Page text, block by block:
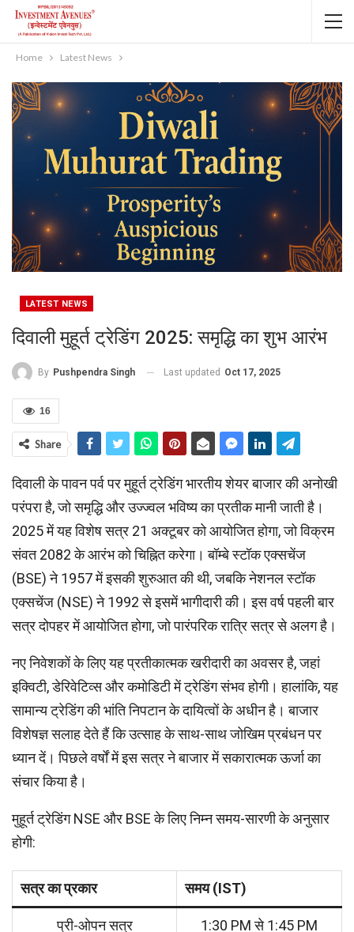
Home Latest News
LATEST NEWS
दिवाली मुहूर्त ट्रेडिंग 2025: समृद्धि का शुभ आरंभ
By Pushpendra Singh Last updated Oct 17, 2025
16
Share
दिवाली के पावन पर्व पर मुहूर्त ट्रेडिंग भारतीय शेयर बाजार की अनोखी
परंपरा है, जो समृद्धि और उज्ज्वल भविष्य का प्रतीक मानी जाती है।
2025 में यह विशेष सत्र 21 अक्टूबर को आयोजित होगा, जो विक्रम
संवत 2082 के आरंभ को चिह्नित करेगा। बॉम्बे स्टॉक एक्सचेंज
(BSE) ने 1957 में इसकी शुरुआत की थी, जबकि नेशनल स्टॉक
एक्सचेंज (NSE) ने 1992 से इसमें भागीदारी की। इस वर्ष पहली बार
सत्र दोपहर में आयोजित होगा, जो पारंपरिक रात्रि सत्र से अलग है।
नए निवेशकों के लिए यह प्रतीकात्मक खरीदारी का अवसर है, जहां
इक्विटी, डेरिवेटिव्स और कमोडिटी में ट्रेडिंग संभव होगी। हालांकि, यह
सामान्य ट्रेडिंग की भांति निपटान के दायित्वों के अधीन है। बाजार
विशेषज्ञ सलाह देते हैं कि उत्साह के साथ-साथ जोखिम प्रबंधन पर
ध्यान दें। पिछले वर्षों में इस सत्र ने बाजार में सकारात्मक ऊर्जा का
संचार किया है।
मुहूर्त ट्रेडिंग NSE और BSE के लिए निम्न समय-सारणी के अनुसार
होगी:
सत्र का प्रकार समय (IST)
प्री-ओपन सत्र 1:30 PM से 1:45 PM